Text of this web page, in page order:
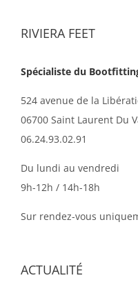
RIVIERA FEET
Spécialiste du
524 avenue de la
06700 Saint Laurent Du
06.24.93.02.91
Du lundi au vendredi
9h-12h / 14h-18h
Sur rendez-vous
ACTUALITÉ